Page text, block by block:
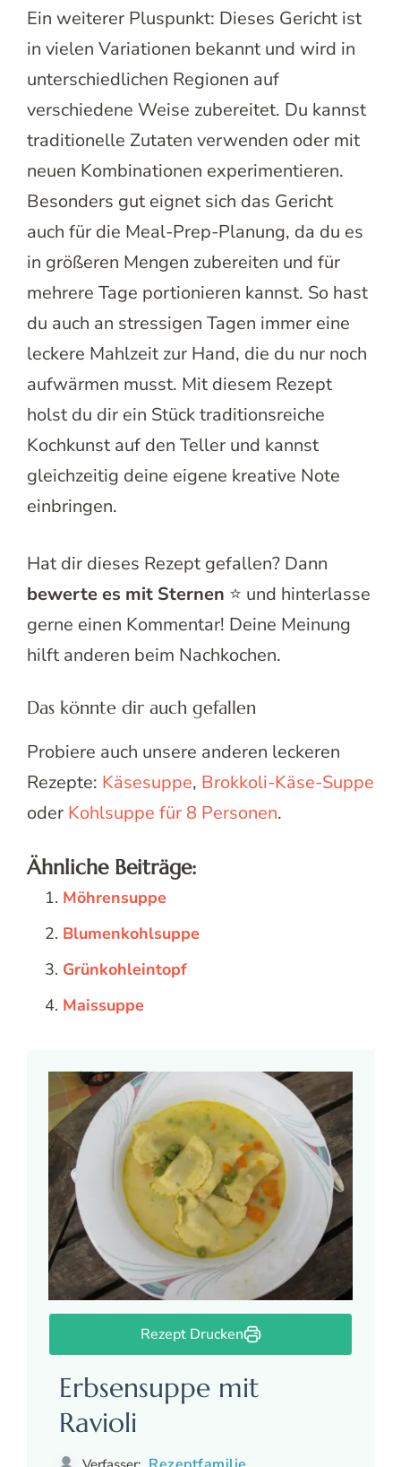
Ein weiterer Pluspunkt: Dieses Gericht ist
in vielen Variationen bekannt und wird in
unterschiedlichen Regionen auf
verschiedene Weise zubereitet. Du kannst
traditionelle Zutaten verwenden oder mit
neuen Kombinationen experimentieren.
Besonders gut eignet sich das Gericht
auch für die Meal-Prep-Planung, da du es
in größeren Mengen zubereiten und für
mehrere Tage portionieren kannst. So hast
du auch an stressigen Tagen immer eine
leckere Mahlzeit zur Hand, die du nur noch
aufwärmen musst. Mit diesem Rezept
holst du dir ein Stück traditionsreiche
Kochkunst auf den Teller und kannst
gleichzeitig deine eigene kreative Note
einbringen.
Hat dir dieses Rezept gefallen? Dann
bewerte es mit Sternen ⭐ und hinterlasse
gerne einen Kommentar! Deine Meinung
hilft anderen beim Nachkochen.
Das könnte dir auch gefallen
Probiere auch unsere anderen leckeren
Rezepte: Käsesuppe, Brokkoli-Käse-Suppe
oder Kohlsuppe für 8 Personen.
Ähnliche Beiträge:
Möhrensuppe
Blumenkohlsuppe
Grünkohleintopf
Maissuppe
Rezept Drucken
Erbsensuppe mit
Ravioli